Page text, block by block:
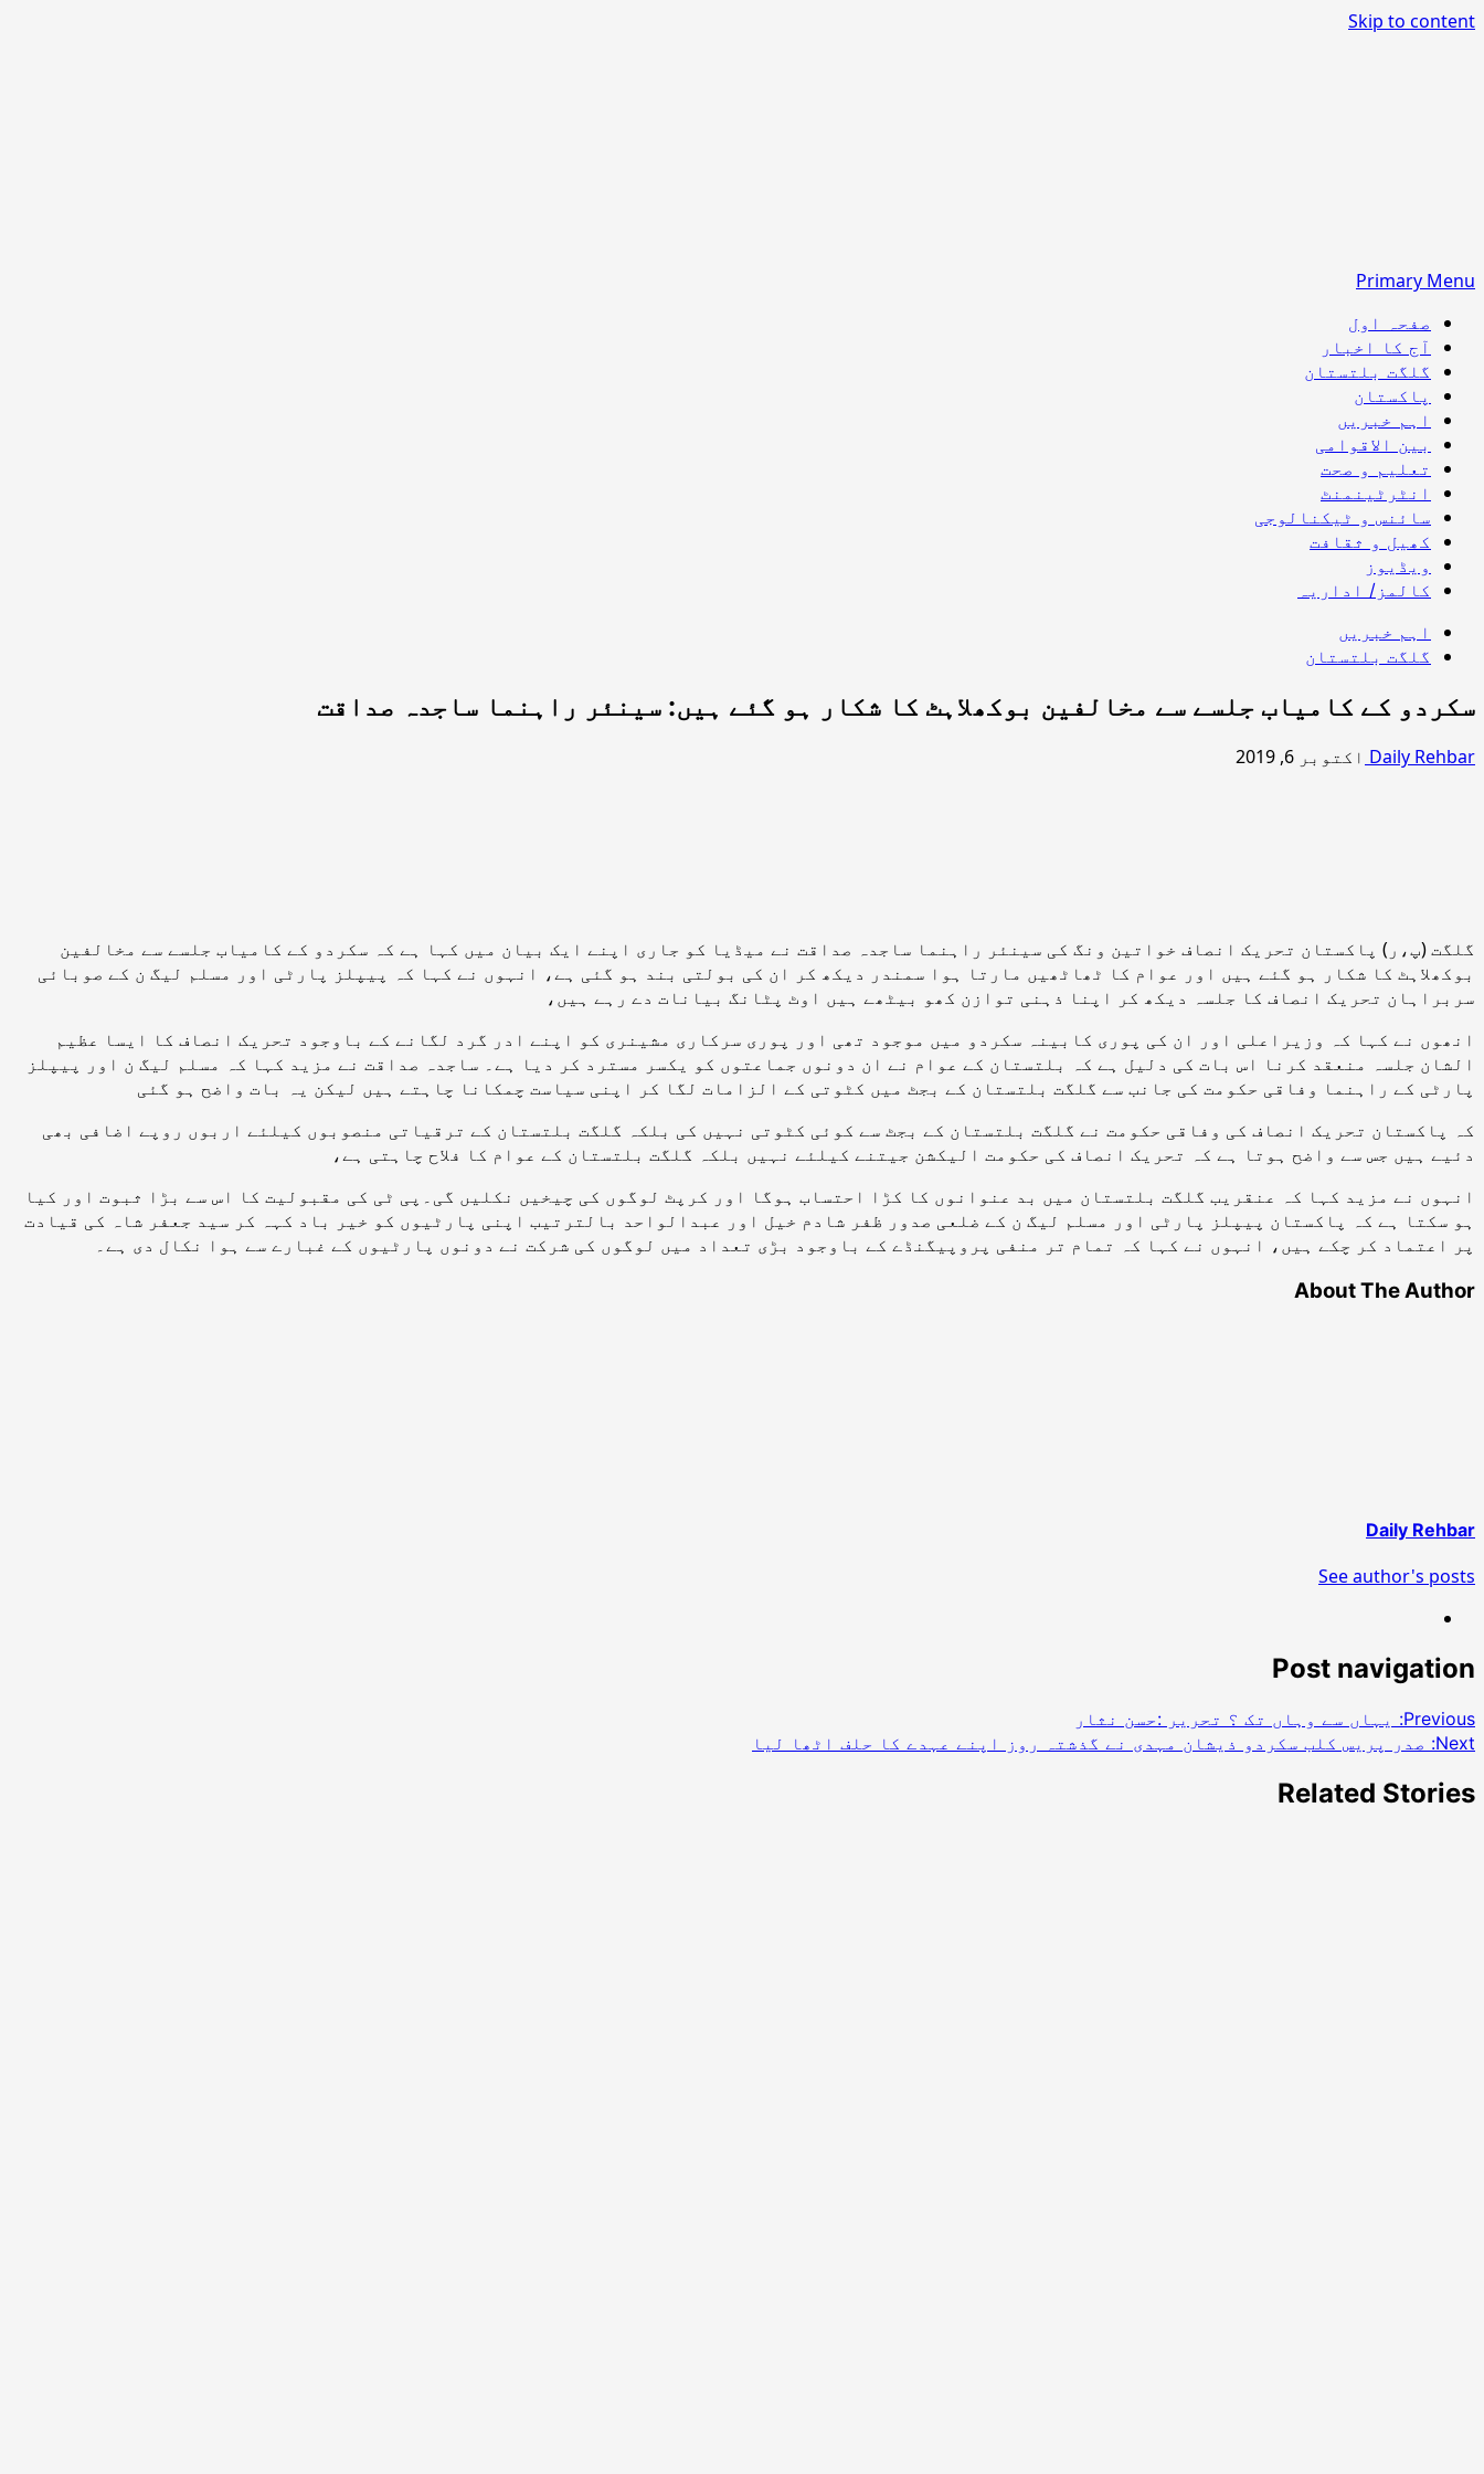
Skip to content
Primary Menu
صفحہ اول
آج کا اخبار
گلگت بلتستان
پاکستان
اہم خبریں
بین الاقوامی
تعلیم و صحت
انٹرٹینمنٹ
سائنس و ٹیکنالوجی
کھیل و ثقافت
ویڈیوز
کالمز/ اداریہ
اہم خبریں
گلگت بلتستان
سکردو کے کامیاب جلسے سے مخالفین بوکھلاہٹ کا شکار ہو گئے ہیں: سینئر راہنما ساجدہ صداقت
Daily Rehbar اکتوبر 6, 2019
گلگت (پ،ر) پاکستان تحریک انصاف خواتین ونگ کی سینئر راہنما ساجدہ صداقت نے میڈیا کو جاری اپنے ایک بیان میں کہا ہے کہ سکردو کے کامیاب جلسے سے مخالفین
بوکھلاہٹ کا شکار ہو گئے ہیں اور عوام کا ٹھاٹھیں مارتا ہوا سمندر دیکھ کر ان کی بولتی بند ہو گئی ہے، انہوں نے کہا کہ پیپلز پارٹی اور مسلم لیگ ن کے صوبائی
سربراہان تحریک انصاف کا جلسہ دیکھ کر اپنا ذہنی توازن کھو بیٹھے ہیں اوٹ پٹانگ بیانات دے رہے ہیں،
انھوں نے کہا کہ وزیراعلی اور ان کی پوری کابینہ سکردو میں موجود تھی اور پوری سرکاری مشینری کو اپنے ادر گرد لگانے کے باوجود تحریک انصاف کا ایسا عظیم
الشان جلسہ منعقد کرنا اس بات کی دلیل ہے کہ بلتستان کے عوام نے ان دونوں جماعتوں کو یکسر مسترد کر دیا ہے۔ ساجدہ صداقت نے مزید کہا کہ مسلم لیگ ن اور پیپلز
پارٹی کے راہنما وفاقی حکومت کی جانب سے گلگت بلتستان کے بجٹ میں کٹوتی کے الزامات لگا کر اپنی سیاست چمکانا چاہتے ہیں لیکن یہ بات واضح ہو گئی
کہ پاکستان تحریک انصاف کی وفاقی حکومت نے گلگت بلتستان کے بجٹ سے کوئی کٹوتی نہیں کی بلکہ گلگت بلتستان کے ترقیاتی منصوبوں کیلئے اربوں روپے اضافی بھی
دئیے ہیں جس سے واضح ہوتا ہے کہ تحریک انصاف کی حکومت الیکشن جیتنے کیلئے نہیں بلکہ گلگت بلتستان کے عوام کا فلاح چاہتی ہے،
انہوں نے مزید کہا کہ عنقریب گلگت بلتستان میں بد عنوانوں کا کڑا احتساب ہوگا اور کرپٹ لوگوں کی چیخیں نکلیں گی۔پی ٹی کی مقبولیت کا اس سے بڑا ثبوت اور کیا
ہو سکتا ہے کہ پاکستان پیپلز پارٹی اور مسلم لیگ ن کے ضلعی صدور ظفر شادم خیل اور عبدالواحد بالترتیب اپنی پارٹیوں کو خیر باد کہہ کر سید جعفر شاہ کی قیادت
پر اعتماد کر چکے ہیں، انہوں نے کہا کہ تمام تر منفی پروپیگنڈے کے باوجود بڑی تعداد میں لوگوں کی شرکت نے دونوں پارٹیوں کے غبارے سے ہوا نکال دی ہے۔
About The Author
Daily Rehbar
See author's posts
Post navigation
Previous:
یہاں سے وہاں تک ؟ تحریر :حسن نثار
Next: صدر پریس کلب سکردو ذیشان مہدی نے گذشتہ روز اپنے عہدے کا حلف اٹھا لیا
Related Stories